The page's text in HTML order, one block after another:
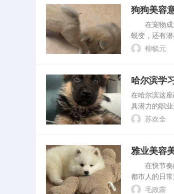
狗狗美容
在宠物成为
蜕变，还有
慎剪伤舌头
柳毓元
哈尔滨学
在哈尔滨这
具潜力的职
吗？”本文将
苏欢全
雅业美容
在快节奏的
都市人的日
队、优雅的
毛政露